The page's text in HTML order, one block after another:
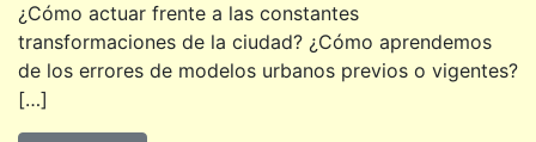
¿Cómo actuar frente a las constantes
transformaciones de la ciudad? ¿Cómo aprendemos
de los errores de modelos urbanos previos o vigentes?
[…]